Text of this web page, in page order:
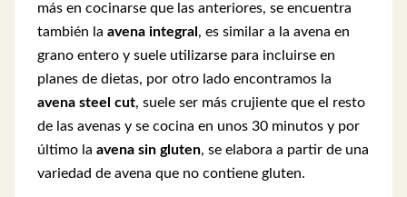
más en cocinarse que las anteriores, se encuentra
también la avena integral , es similar a la avena en
grano entero y suele utilizarse para incluirse en
planes de dietas, por otro lado encontramos la
avena steel cut, suele ser más crujiente que el resto
de las avenas y se cocina en unos 30 minutos y por
último la avena sin gluten, se elabora a partir de una
variedad de avena que no contiene gluten.